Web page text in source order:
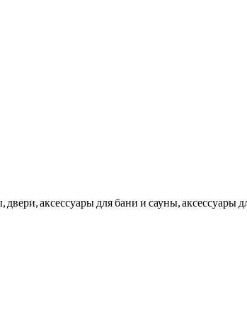
аксессуары для бани и сауны, аксессуары